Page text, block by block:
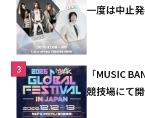
一度は中止
3
「MUSIC
競技場にて